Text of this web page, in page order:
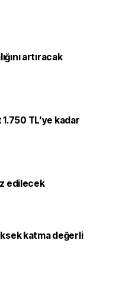
artıracak
TL’ye kadar
edilecek
katma değerli